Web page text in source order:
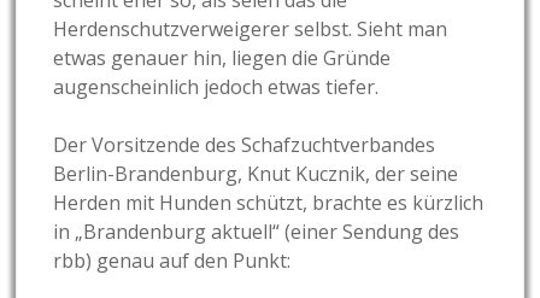
Herdenschutzverweigerer selbst. Sieht man
etwas genauer hin, liegen die Gründe
augenscheinlich jedoch etwas tiefer.
Der Vorsitzende des Schafzuchtverbandes
Berlin-Brandenburg, Knut Kucznik, der seine
Herden mit Hunden schützt, brachte es kürzlich
in „Brandenburg aktuell“ (einer Sendung des
rbb) genau auf den Punkt: